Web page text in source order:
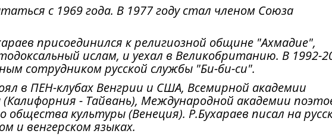
с 1969 года. В 1977 году стал членом Союза
присоединился к религиозной общине "Ахмадие",
ислам, и уехал в Великобританию. В 1992-
сотрудником русской службы "Би-би-си".
в ПЕН-клубах Венгрии и США, Всемирной академии
(Калифорния - Тайвань), Международной академии
общества культуры (Венеция). Р.Бухараев писал на
и венгерском языках.